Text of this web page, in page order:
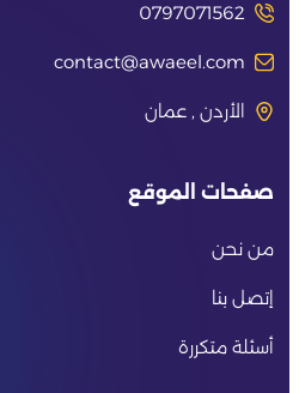
0797071562
contact@awaeel.com
الأردن , عمان
صفحات الموقع
من نحن
إتصل بنا
أسئلة متكررة